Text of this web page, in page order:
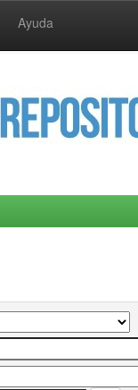
Ayuda